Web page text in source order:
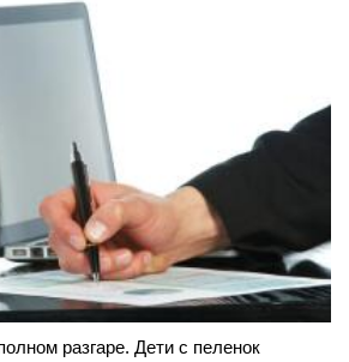
разгаре. Дети с пеленок